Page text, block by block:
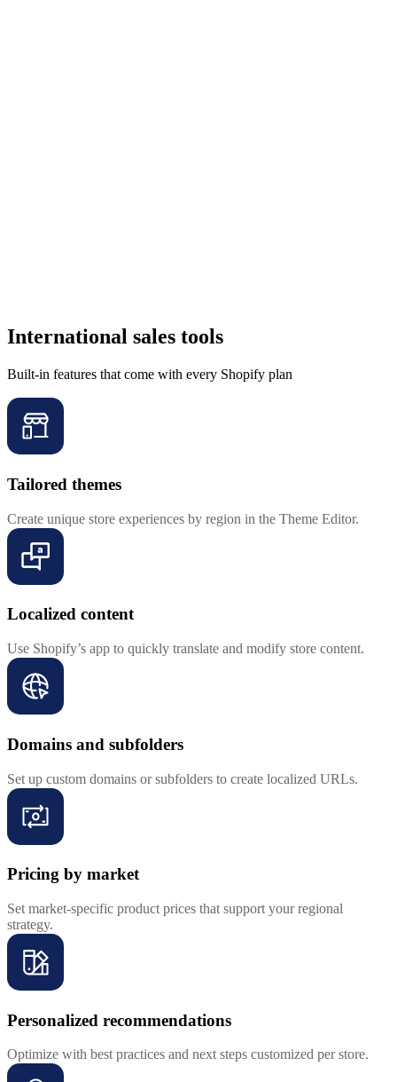
International sales tools
Built-in features that come with every Shopify plan
Tailored themes
Create unique store experiences by region in the Theme Editor.
Localized content
Use Shopify’s app to quickly translate and modify store content.
Domains and subfolders
Set up custom domains or subfolders to create localized URLs.
Pricing by market
Set market-specific product prices that support your regional
strategy.
Personalized recommendations
Optimize with best practices and next steps customized per store.